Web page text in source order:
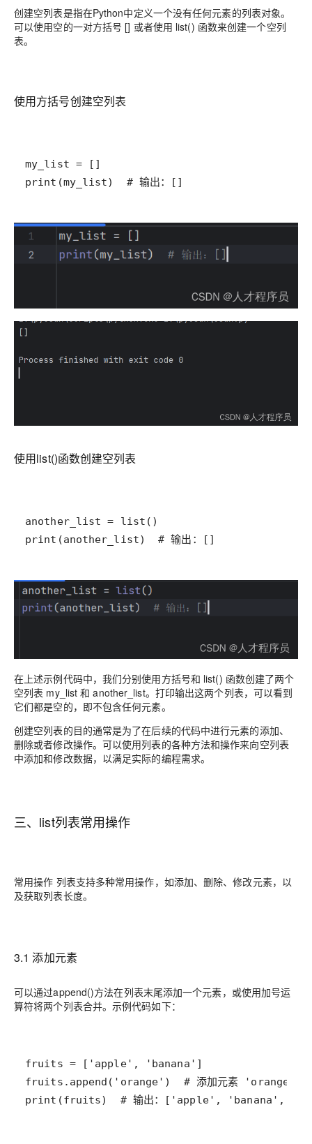
创建空列表是指在Python中定义一个没有任何元素的列表对象。
可以使用空的一对方括号 [] 或者使用 list() 函数来创建一个空列
表。
使用方括号创建空列表
使用list()函数创建空列表
print(another_list)  # 输出：[]
在上述示例代码中，我们分别使用方括号和 list() 函数创建了两个
空列表 my_list 和 another_list。打印输出这两个列表，可以看到
它们都是空的，即不包含任何元素。
创建空列表的目的通常是为了在后续的代码中进行元素的添加、
删除或者修改操作。可以使用列表的各种方法和操作来向空列表
中添加和修改数据，以满足实际的编程需求。
三、list列表常用操作
常用操作 列表支持多种常用操作，如添加、删除、修改元素，以
及获取列表长度。
3.1 添加元素
可以通过append()方法在列表末尾添加一个元素，或使用加号运
算符将两个列表合并。示例代码如下：